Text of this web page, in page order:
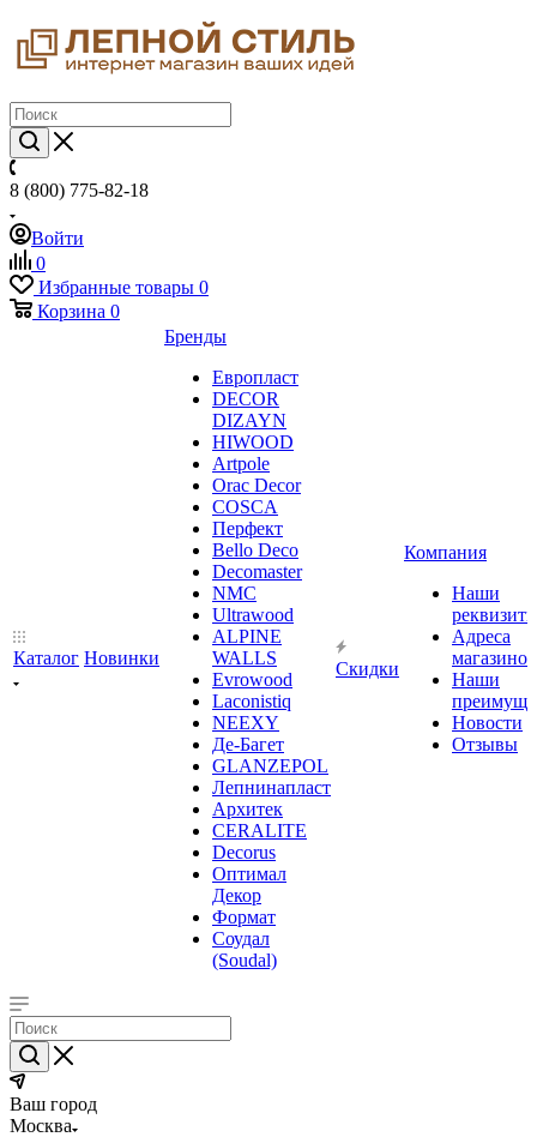
8 (800) 775-82-18
Войти
0
Избранные товары 0
Корзина 0
Каталог Новинки
Бренды
Европласт
DECOR
DIZAYN
HIWOOD
Artpole
Orac Decor
COSCA
Перфект
Bello Deco
Decomaster
NMС
Ultrawood
ALPINE
WALLS
Evrowood
Laconistiq
NEEXY
Де-Багет
GLANZEPOL
Лепнинапласт
Архитек
CERALITE
Decorus
Оптимал
Декор
Формат
Соудал
(Soudal)
Скидки
Компания
Наши
Адреса
магазинов
Наши
Новости
Отзывы
Ваш город
Москва